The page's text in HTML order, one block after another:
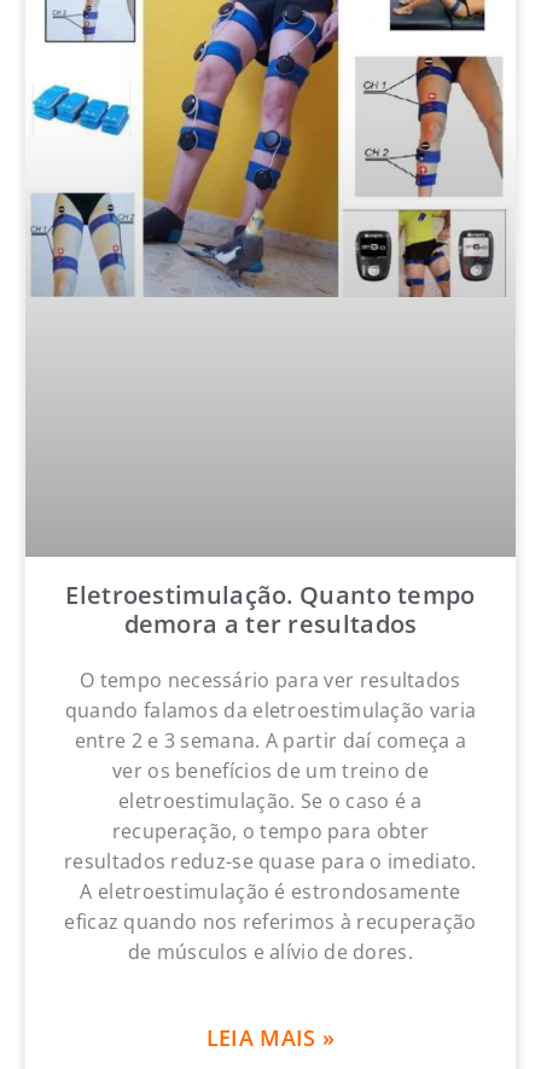
Eletroestimulação. Quanto tempo
demora a ter resultados
O tempo necessário para ver resultados
quando falamos da eletroestimulação varia
entre 2 e 3 semana. A partir daí começa a
ver os benefícios de um treino de
eletroestimulação. Se o caso é a
recuperação, o tempo para obter
resultados reduz-se quase para o imediato.
A eletroestimulação é estrondosamente
eficaz quando nos referimos à recuperação
de músculos e alívio de dores.
LEIA MAIS »